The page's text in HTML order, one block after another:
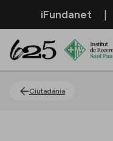
Salta al contingut
iFundanet
Ciutadania